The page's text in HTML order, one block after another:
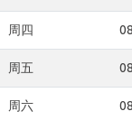
周四
周五
周六